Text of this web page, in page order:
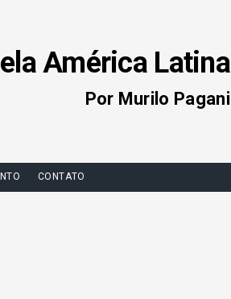
América Latina
Por Murilo Pagani
CONTATO